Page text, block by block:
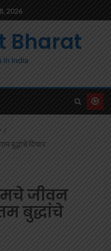
2026
Bharat
In India
बुद्धांचे विचार
जीवन
बुद्धांचे